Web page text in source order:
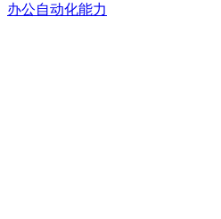
办公自动化能力